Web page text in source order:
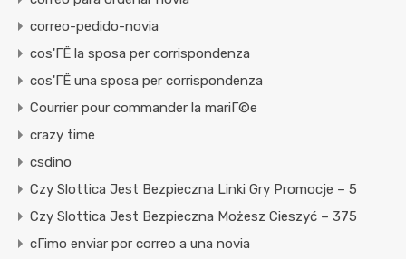
correo-pedido-novia
cos'ГЁ la sposa per corrispondenza
cos'ГЁ una sposa per corrispondenza
Courrier pour commander la mariГ©e
crazy time
csdino
Czy Slottica Jest Bezpieczna Linki Gry Promocje – 5
Czy Slottica Jest Bezpieczna Możesz Cieszyć – 375
cГіmo enviar por correo a una novia